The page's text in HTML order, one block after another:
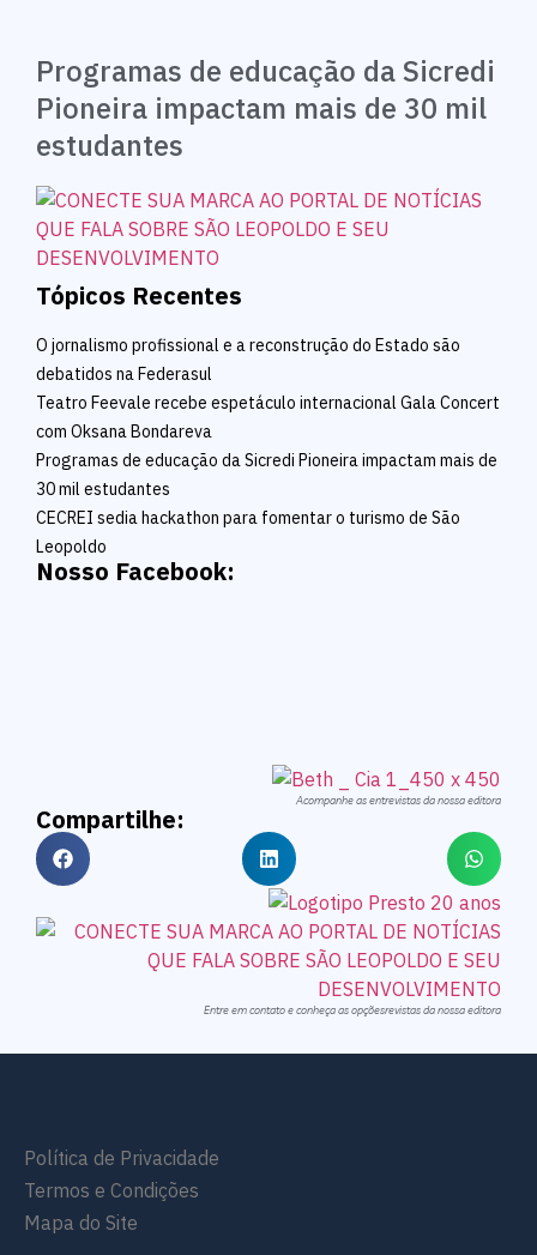
Programas de educação da Sicredi
Pioneira impactam mais de 30 mil
estudantes
Tópicos Recentes
O jornalismo profissional e a reconstrução do Estado são
debatidos na Federasul
Teatro Feevale recebe espetáculo internacional Gala Concert
com Oksana Bondareva
Programas de educação da Sicredi Pioneira impactam mais de
30 mil estudantes
CECREI sedia hackathon para fomentar o turismo de São
Leopoldo
Nosso Facebook:
Acompanhe as entrevistas da nossa editora
Compartilhe:
Entre em contato e conheça as opçõesrevistas da nossa editora
Política de Privacidade
Termos e Condições
Mapa do Site